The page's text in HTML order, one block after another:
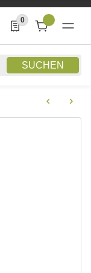
SUCHEN
0
0 Produkte in der